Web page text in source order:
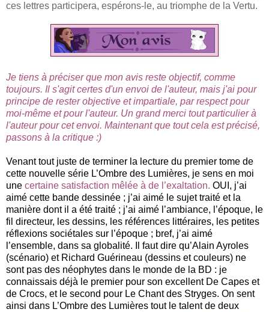
ces lettres participera, espérons-le, au triomphe de la Vertu.
Je tiens à préciser que mon avis reste objectif, comme
toujours. Il s'agit certes d'un envoi de l'auteur, mais j'ai pour
principe de rester objective et impartiale, par respect pour
moi-même et pour l'auteur. Un grand merci tout particulier à
l'auteur pour cet envoi. Maintenant que tout cela est précisé,
passons à la critique :)
Venant tout juste de terminer la lecture du premier tome de
cette nouvelle série L’Ombre des Lumières, je sens en moi
une certaine satisfaction mêlée à de l’exaltation. OUI, j’ai
aimé cette bande dessinée ; j’ai aimé le sujet traité et la
manière dont il a été traité ; j’ai aimé l’ambiance, l’époque, le
fil directeur, les dessins, les références littéraires, les petites
réflexions sociétales sur l’époque ; bref, j’ai aimé
l’ensemble, dans sa globalité. Il faut dire qu’Alain Ayroles
(scénario) et Richard Guérineau (dessins et couleurs) ne
sont pas des néophytes dans le monde de la BD : je
connaissais déjà le premier pour son excellent De Capes et
de Crocs, et le second pour Le Chant des Stryges. On sent
ainsi dans L’Ombre des Lumières tout le talent de deux